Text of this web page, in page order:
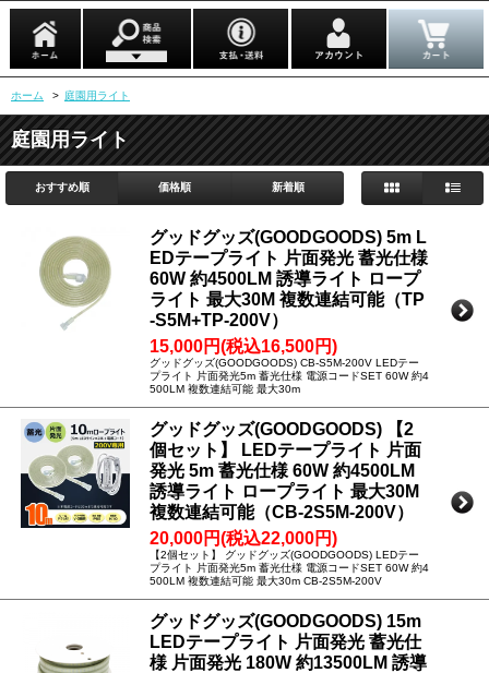
ホーム > 庭園用ライト
庭園用ライト
おすすめ順 価格順 新着順
グッドグッズ(GOODGOODS) 5m L
EDテープライト 片面発光 蓄光仕様
60W 約4500LM 誘導ライト ロープ
ライト 最大30M 複数連結可能（TP
-S5M+TP-200V）
15,000円(税込16,500円)
グッドグッズ(GOODGOODS) CB-S5M-200V LEDテー
プライト 片面発光5m 蓄光仕様 電源コードSET 60W 約4
500LM 複数連結可能 最大30m
グッドグッズ(GOODGOODS) 【2
個セット】 LEDテープライト 片面
発光 5m 蓄光仕様 60W 約4500LM
誘導ライト ロープライト 最大30M
複数連結可能（CB-2S5M-200V）
20,000円(税込22,000円)
【2個セット】 グッドグッズ(GOODGOODS) LEDテー
プライト 片面発光5m 蓄光仕様 電源コードSET 60W 約4
500LM 複数連結可能 最大30m CB-2S5M-200V
グッドグッズ(GOODGOODS) 15m
LEDテープライト 片面発光 蓄光仕
様 片面発光 180W 約13500LM 誘導